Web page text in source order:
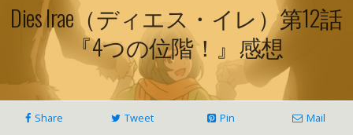
Dies Irae（ディエス・イレ）第12話
『4つの位階！』感想
Share Tweet Pin Mail